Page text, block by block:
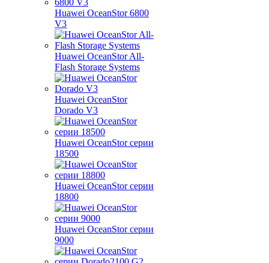
Huawei OceanStor 6800
V3
Huawei OceanStor All-
Flash Storage Systems
Huawei OceanStor
Dorado V3
Huawei OceanStor серии
18500
Huawei OceanStor серии
18800
Huawei OceanStor серии
9000